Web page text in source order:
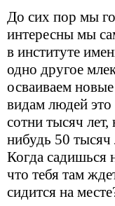
До сих пор мы
интересны мы
в институте
одно другое
осваиваем
видам людей
сотни тысяч
нибудь 50 тысяч
Когда садишься
что тебя там
сидится на